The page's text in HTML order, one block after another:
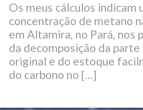
Os meus cálculos indicam
concentração de metano
em Altamira, no Pará, nos
da decomposição da
original e do estoque
do carbono no […]